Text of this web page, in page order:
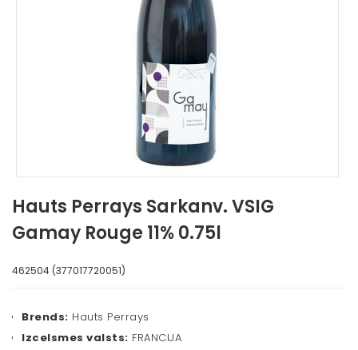
Hauts Perrays Sarkanv. VSIG
Gamay Rouge 11% 0.75l
462504 (377017720051)
Brends: Hauts Perrays
Izcelsmes valsts: FRANCIJA